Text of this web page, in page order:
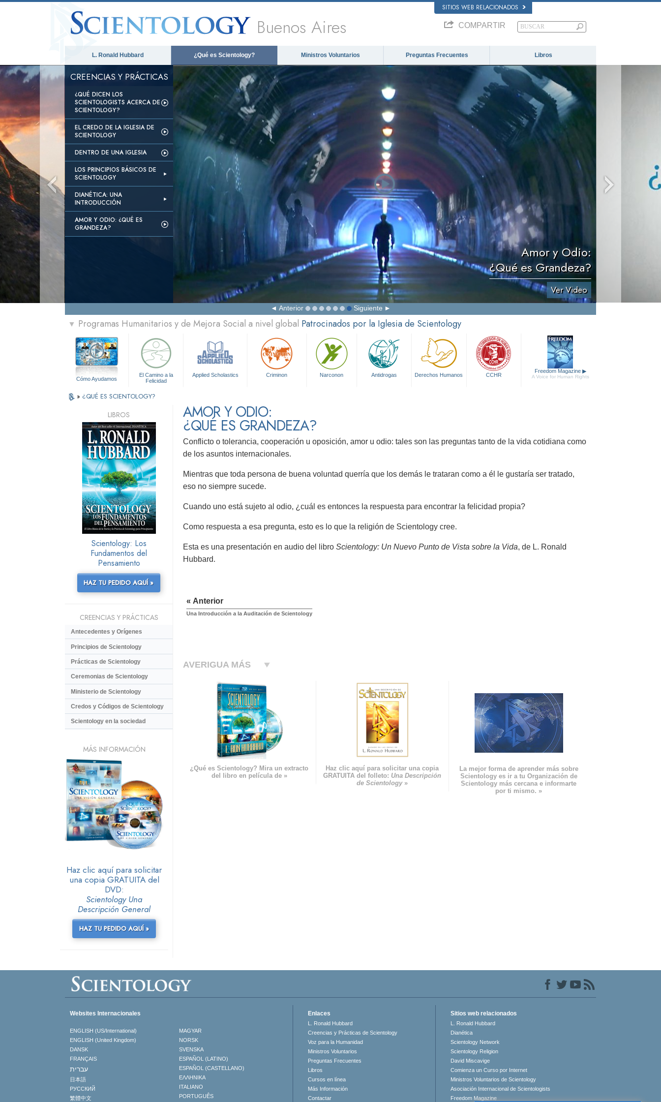
SITIOS WEB RELACIONADOS
Buenos Aires COMPARTIR
L. Ronald Hubbard ¿Qué es Scientology? Ministros Voluntarios Preguntas Frecuentes Libros
CREENCIAS Y PRÁCTICAS
¿QUÉ DICEN LOS
SCIENTOLOGISTS ACERCA DE
SCIENTOLOGY?
EL CREDO DE LA IGLESIA DE
SCIENTOLOGY
DENTRO DE UNA IGLESIA
LOS PRINCIPIOS BÁSICOS DE
SCIENTOLOGY
DIANÉTICA: UNA
INTRODUCCIÓN
AMOR Y ODIO: ¿QUÉ ES
GRANDEZA?
Amor y Odio:
¿Qué es Grandeza?
Ver Video
Anterior Siguiente
▼ Programas Humanitarios y de Mejora Social a nivel global Patrocinados por la Iglesia de Scientology
Cómo Ayudamos
El Camino a la
Felicidad
Applied Scholastics Criminon Narconon Antidrogas Derechos Humanos CCHR
Freedom Magazine ▶
A Voice for Human Rights
» ¿QUÉ ES SCIENTOLOGY?
AMOR Y ODIO:
¿QUÉ ES GRANDEZA?
Conflicto o tolerancia, cooperación u oposición, amor u odio: tales son las preguntas tanto de la vida cotidiana como
de los asuntos internacionales.
Mientras que toda persona de buena voluntad querría que los demás le trataran como a él le gustaría ser tratado,
eso no siempre sucede.
Cuando uno está sujeto al odio, ¿cuál es entonces la respuesta para encontrar la felicidad propia?
Como respuesta a esa pregunta, esto es lo que la religión de Scientology cree.
Esta es una presentación en audio del libro Scientology: Un Nuevo Punto de Vista sobre la Vida, de L. Ronald
Hubbard.
« Anterior
Una Introducción a la Auditación de Scientology
AVERIGUA MÁS
¿Qué es Scientology? Mira un extracto
del libro en película de »
Haz clic aquí para solicitar una copia
GRATUITA del folleto: Una Descripción
de Scientology»
La mejor forma de aprender más sobre
Scientology es ir a tu Organización de
Scientology más cercana e informarte
por ti mismo. »
LIBROS
Scientology: Los
Fundamentos del
Pensamiento
HAZ TU PEDIDO AQUÍ »
CREENCIAS Y PRÁCTICAS
Antecedentes y Orígenes
Principios de Scientology
Prácticas de Scientology
Ceremonias de Scientology
Ministerio de Scientology
Credos y Códigos de Scientology
Scientology en la sociedad
MÁS INFORMACIÓN
Haz clic aquí para solicitar
una copia GRATUITA del
DVD:
Scientology Una
Descripción General
HAZ TU PEDIDO AQUÍ »
Websites Internacionales
ENGLISH (US/International)
ENGLISH (United Kingdom)
DANSK
FRANÇAIS
עברית
日本語
РУССКИЙ
繁體中文
MAGYAR
NORSK
SVENSKA
ESPAÑOL (LATINO)
ESPAÑOL (CASTELLANO)
ΕΛΛΗΝΙΚA
ITALIANO
PORTUGUÊS
Enlaces
L. Ronald Hubbard
Creencias y Prácticas de Scientology
Voz para la Humanidad
Ministros Voluntarios
Preguntas Frecuentes
Libros
Cursos en línea
Más Información
Contactar
Sitios web relacionados
L. Ronald Hubbard
Dianética
Scientology Network
Scientology Religion
David Miscavige
Comienza un Curso por Internet
Ministros Voluntarios de Scientology
Asociación Internacional de Scientologists
Freedom Magazine